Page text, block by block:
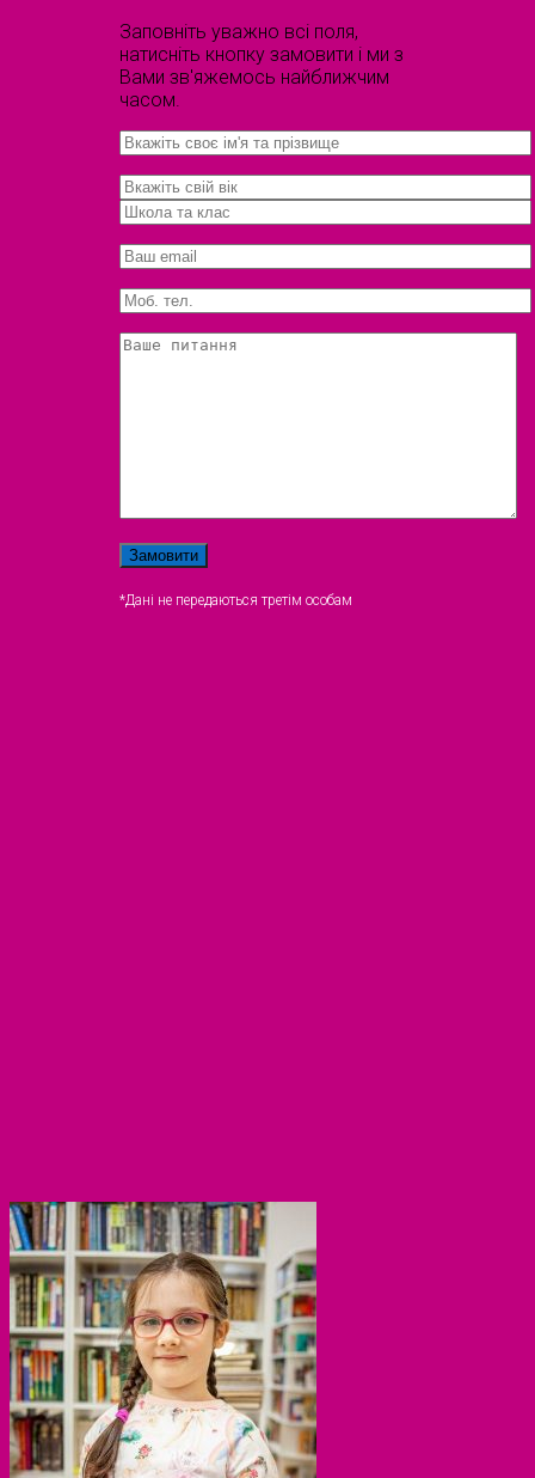
Заповніть уважно всі поля,
натисніть кнопку замовити і ми з
Вами зв'яжемось найближчим
часом.
*Дані не передаються третім особам